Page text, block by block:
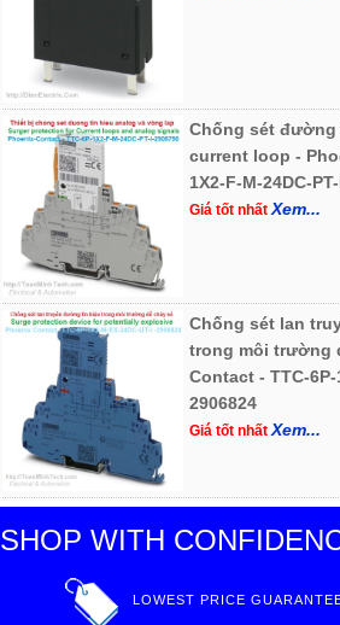
Chống sét
current loop -
1X2-F-M-24DC-
Giá tốt nhấtXem...
Chống sét lan
trong môi trường
Contact - TTC-6P-
2906824
Giá tốt nhấtXem...
SHOP WITH
LOWEST PRICE